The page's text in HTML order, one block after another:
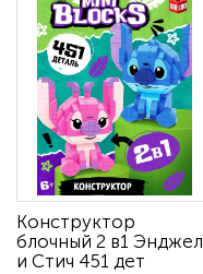
Конструктор
блочный 2 в1 Энджел
и Стич 451 дет